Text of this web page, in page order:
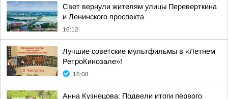
Свет вернули жителям улицы Переверткина
и Ленинского проспекта
16:12
Лучшие советские мультфильмы в «Летнем
РетроКинозале»!
16:08
Анна Кузнецова: Подвели итоги первого